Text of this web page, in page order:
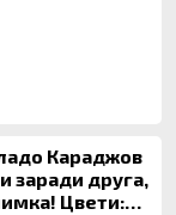
Караджов
заради друга,
Цвети: